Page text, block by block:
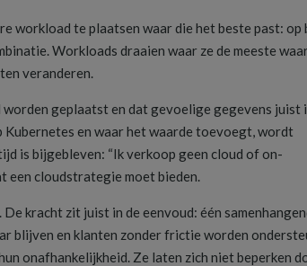
workload te plaatsen waar die het beste past: op
Workloads draaien waar ze de meeste
veranderen.
geplaatst en dat gevoelige gegevens juist
en waar het waarde toevoegt, wordt
is bijgebleven: “Ik verkoop geen cloud of on-
een cloudstrategie moet bieden.
kracht zit juist in de eenvoud: één
blijven en klanten zonder frictie worden
onafhankelijkheid. Ze laten zich niet beperken